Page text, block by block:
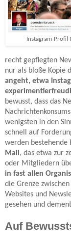
Instagram-Profil
recht gepflegten
nur als bloße Kopie
angeht, etwa
bewusst, dass das
wenigsten in den
schnell auf
werden bestehende
Mail, das etwa zur
oder Mitgliedern
in fast allen
die Grenze
Websites und
gesehen und
Auf